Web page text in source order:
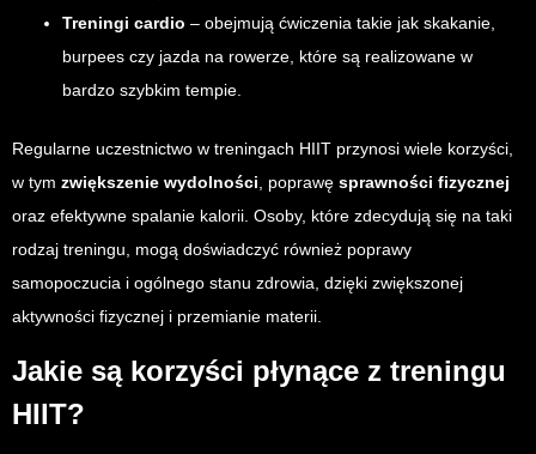
Treningi cardio – obejmują ćwiczenia takie jak skakanie,
burpees czy jazda na rowerze, które są realizowane w
bardzo szybkim tempie.
Regularne uczestnictwo w treningach HIIT przynosi wiele korzyści,
w tym zwiększenie wydolności , poprawę sprawności fizycznej
oraz efektywne spalanie kalorii. Osoby, które zdecydują się na taki
rodzaj treningu, mogą doświadczyć również poprawy
samopoczucia i ogólnego stanu zdrowia, dzięki zwiększonej
aktywności fizycznej i przemianie materii.
Jakie są korzyści płynące z treningu
HIIT?